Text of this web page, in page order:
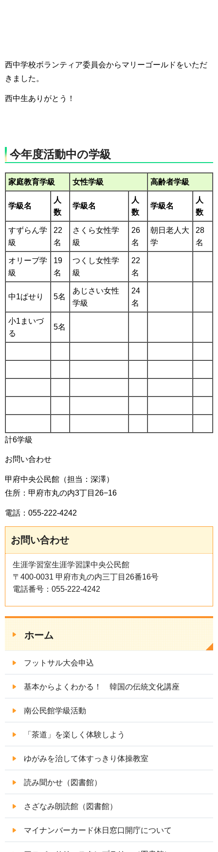
西中学校ボランティア委員会からマリーゴールドをいただ
きました。
西中生ありがとう！
今年度活動中の学級
家庭教育学級 女性学級 高齢者学級
学級名
人
数
学級名
人
数
学級名
人
数
すずらん学
級
22
名
さくら女性学
級
26
名
朝日老人大
学
28
名
オリーブ学
級
19
名
つくし女性学
級
22
名
中1ぱせり 5名
あじさい女性
学級
24
名
小1まいづ
る
5名
計6学級
お問い合わせ
甲府中央公民館（担当：深澤）
住所：甲府市丸の内3丁目26−16
電話：055-222-4242
お問い合わせ
生涯学習室生涯学習課中央公民館
〒400-0031 甲府市丸の内三丁目26番16号
電話番号：055-222-4242
ホーム
フットサル大会申込
基本からよくわかる！ 韓国の伝統文化講座
南公民館学級活動
「茶道」を楽しく体験しよう
ゆがみを治して体すっきり体操教室
読み聞かせ（図書館）
さざなみ朗読館（図書館）
マイナンバーカード休日窓口開庁について